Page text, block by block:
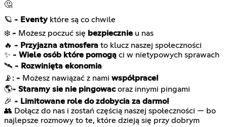
🤔
🪐 ➠ Eventyktóre są co chwile
❄️ ➠ Możesz poczuć się bezpiecznie u nas
🔥 ➠ Przyjazna atmosfera to klucz naszej społeczności
✨ ➠ Wiele osób które pomogą ci w nietypowych sprawach
🛰️ ➠ Rozwinięta ekonomia
📡: ➠ Możesz nawiązać z nami współprace!
🌎➠ Staramy sie nie pingowacoraz innymi pingami
🎉 ➠ Limitowane role do zdobycia za darmo!
👥 Dołącz do nas i zostań częścią naszej społeczności — bo
najlepsze rozmowy to te, które dzieją się przy dobrym